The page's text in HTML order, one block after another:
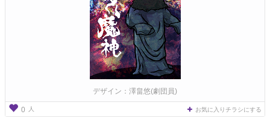
デザイン：澤畠悠(劇団員)
0 人 お気に入りチラシにする